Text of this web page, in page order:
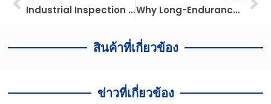
Industrial Inspection Is Shifting to Multi-Robot Systems: Drones, Ground Robots, and AI in Remote Operations
Why Long-Endurance Fixed-Wing Drones Are Back on Buyers’ Radar in 2026
สินค้าที่เกี่ยวข้อง
ข่าวที่เกี่ยวข้อง